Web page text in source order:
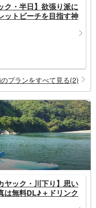
ク・半日】欲張り派に
ットビーチを目指す神
プランをすべて見る(2)
ヤック・川下り】思い
は無料DL♪＋ドリンク